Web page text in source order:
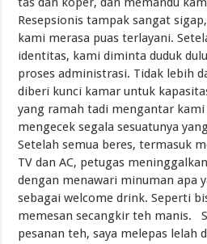
Resepsionis tampak sangat
kami merasa puas terlayani.
identitas, kami diminta duduk
proses administrasi. Tidak lebih
diberi kunci kamar untuk
yang ramah tadi mengantar
mengecek segala sesuatunya
Setelah semua beres, termasuk
TV dan AC, petugas
dengan menawari minuman apa
sebagai welcome drink. Seperti
memesan secangkir teh manis.
pesanan teh, saya melepas lelah